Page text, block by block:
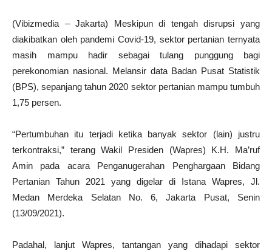
(Vibizmedia – Jakarta) Meskipun di tengah disrupsi yang
diakibatkan oleh pandemi Covid-19, sektor pertanian ternyata
masih mampu hadir sebagai tulang punggung bagi
perekonomian nasional. Melansir data Badan Pusat Statistik
(BPS), sepanjang tahun 2020 sektor pertanian mampu tumbuh
1,75 persen.
“Pertumbuhan itu terjadi ketika banyak sektor (lain) justru
terkontraksi,” terang Wakil Presiden (Wapres) K.H. Ma’ruf
Amin pada acara Penganugerahan Penghargaan Bidang
Pertanian Tahun 2021 yang digelar di Istana Wapres, Jl.
Medan Merdeka Selatan No. 6, Jakarta Pusat, Senin
(13/09/2021).
Padahal, lanjut Wapres, tantangan yang dihadapi sektor